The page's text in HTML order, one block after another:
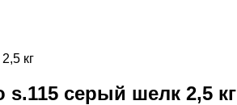
кг
серый шелк 2,5 кг